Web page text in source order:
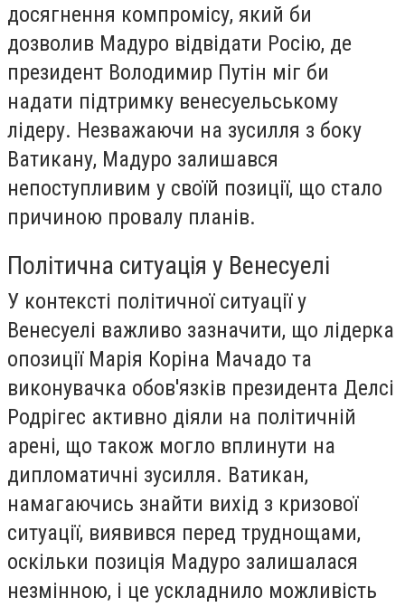
досягнення компромісу, який би
дозволив Мадуро відвідати Росію, де
президент Володимир Путін міг би
надати підтримку венесуельському
лідеру. Незважаючи на зусилля з боку
Ватикану, Мадуро залишався
непоступливим у своїй позиції, що стало
причиною провалу планів.
Політична ситуація у Венесуелі
У контексті політичної ситуації у
Венесуелі важливо зазначити, що лідерка
опозиції Марія Коріна Мачадо та
виконувачка обов'язків президента Делсі
Родрігес активно діяли на політичній
арені, що також могло вплинути на
дипломатичні зусилля. Ватикан,
намагаючись знайти вихід з кризової
ситуації, виявився перед труднощами,
оскільки позиція Мадуро залишалася
незмінною, і це ускладнило можливість